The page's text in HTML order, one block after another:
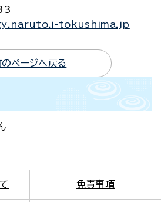
tokushima.jp
のページへ戻る
免責事項